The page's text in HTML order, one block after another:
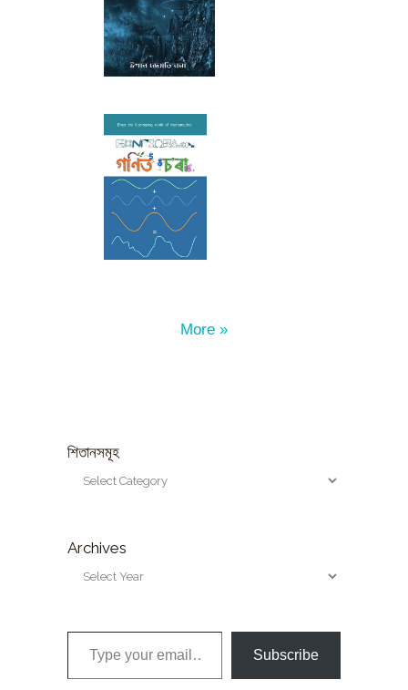
More »
শিতানসমূহ
Archives
Type your email…
Subscribe